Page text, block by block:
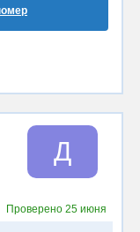
Д
Проверено 25 июня